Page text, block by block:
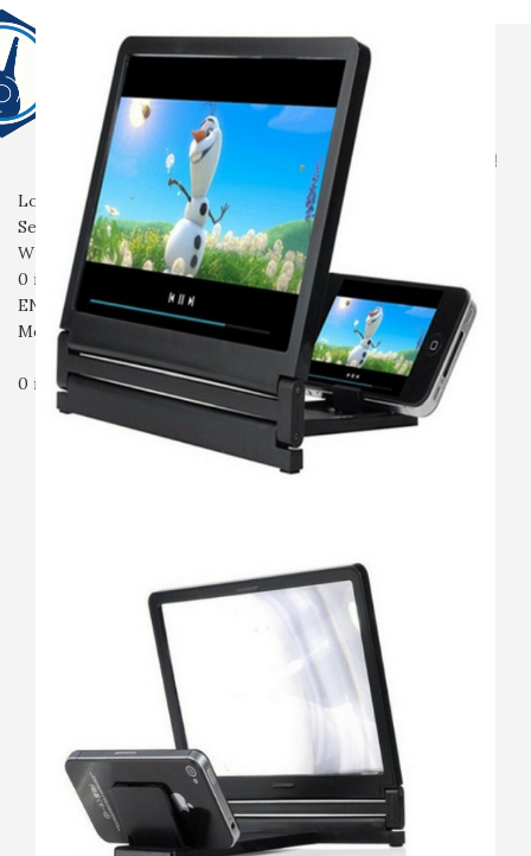
전체상품 생활용품전자기기 촬영용품 산업용품
입고예정
회사소개
자주묻는질문 문의
Login / Register
Search
Wishlist
0 items ₩
ENG
Menu
0 items ₩0